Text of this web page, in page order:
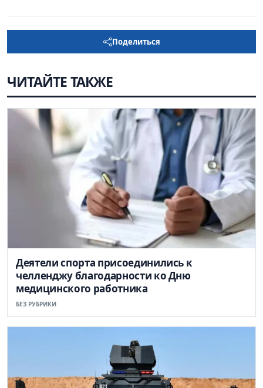
Поделиться
ЧИТАЙТЕ ТАКЖЕ
Деятели спорта присоединились к
челленджу благодарности ко Дню
медицинского работника
БЕЗ РУБРИКИ